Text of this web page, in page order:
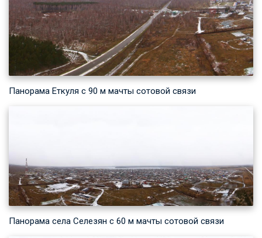
Панорама Еткуля с 90 м мачты сотовой связи
Панорама села Селезян с 60 м мачты сотовой связи